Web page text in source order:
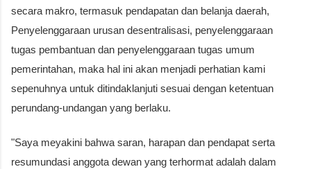
secara makro, termasuk pendapatan dan belanja daerah,
Penyelenggaraan urusan desentralisasi, penyelenggaraan
tugas pembantuan dan penyelenggaraan tugas umum
pemerintahan, maka hal ini akan menjadi perhatian kami
sepenuhnya untuk ditindaklanjuti sesuai dengan ketentuan
perundang-undangan yang berlaku.
"Saya meyakini bahwa saran, harapan dan pendapat serta
resumundasi anggota dewan yang terhormat adalah dalam